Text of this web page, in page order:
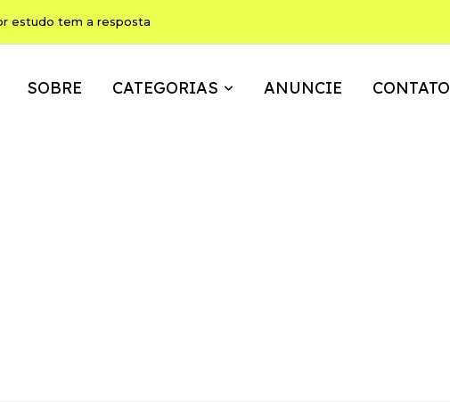
estudo tem a resposta
SOBRE CATEGORIAS ANUNCIE CONTATO